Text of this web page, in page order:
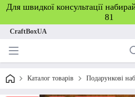
Для швидкої консультації
81
CraftBoxUA
Каталог товарів Подарункові